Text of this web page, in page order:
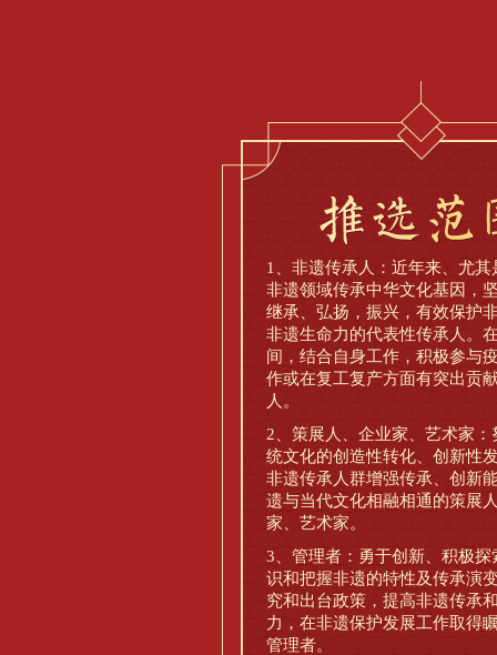
1、非遗传承人：近年来、尤其
非遗领域传承中华文化基因，
继承、弘扬，振兴，有效保护
非遗生命力的代表性传承人。
间，结合自身工作，积极参与
作或在复工复产方面有突出贡
人。
2、策展人、企业家、艺术家：
统文化的创造性转化、创新性
非遗传承人群增强传承、创新
遗与当代文化相融相通的策展
家、艺术家。
3、管理者：勇于创新、积极探
识和把握非遗的特性及传承演
究和出台政策，提高非遗传承
力，在非遗保护发展工作取得
管理者。